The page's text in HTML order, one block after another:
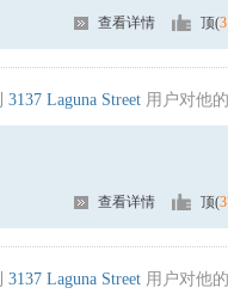
查看详情 顶(
3137 Laguna Street 用户对他
查看详情 顶(
3137 Laguna Street 用户对他